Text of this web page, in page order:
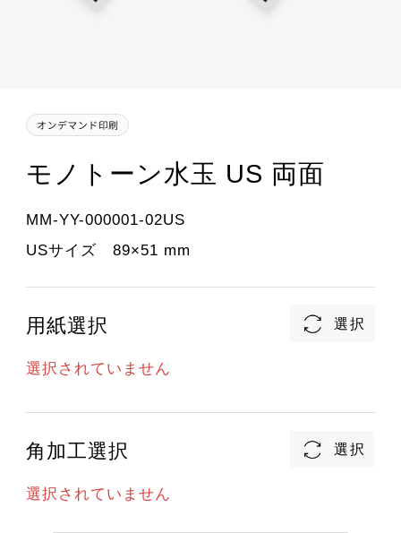
モノトーン水玉 US 両面
MM-YY-000001-02US
USサイズ 89×51 mm
用紙選択
選択されていません
角加工選択
選択されていません